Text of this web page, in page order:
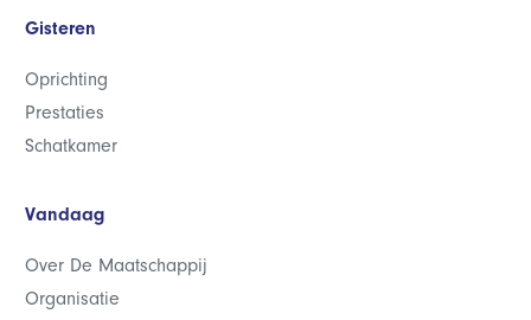
Gisteren
Oprichting
Prestaties
Schatkamer
Vandaag
Over De Maatschappij
Organisatie